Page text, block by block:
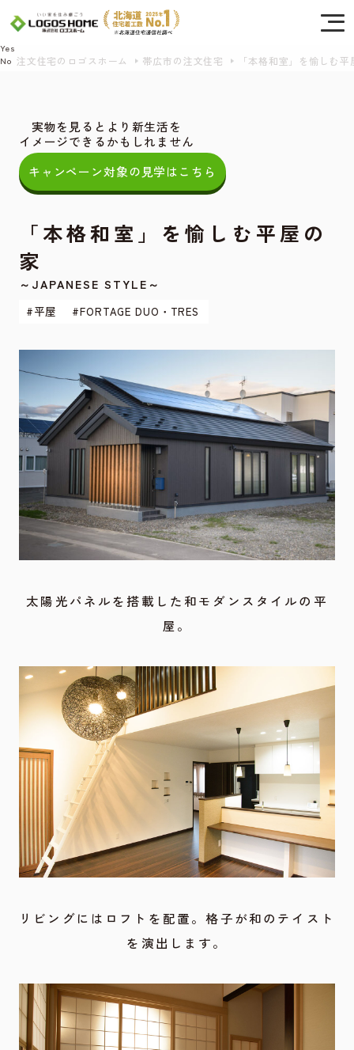
注文住宅のロゴスホーム 帯広市の注文住宅 「本格和室」を愉しむ
実物を見るとより新生活を
イメージできるかもしれません
キャンペーン対象の見学はこちら
「本格和室」を愉しむ平屋の
家
～JAPANESE STYLE～
#平屋 #FORTAGE DUO・TRES
太陽光パネルを搭載した和モダンスタイルの平
屋。
リビングにはロフトを配置。格子が和のテイスト
を演出します。
Cookie を使用して、お客様の活動を追跡してもよろしいですか? 当社ではお客様の
プライバシーを極めて重視しています。詳細について、およびご質問がある場合
は、当社のプライバシーポリシーをご覧ください。
Yes
No